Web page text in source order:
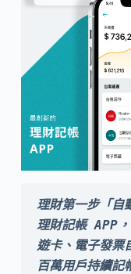
理財第一步「自
理財記帳 APP
遊卡、電子發票
百萬用戶持續記